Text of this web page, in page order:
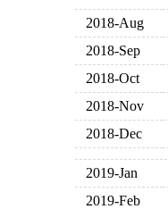
2018-Aug
2018-Sep
2018-Oct
2018-Nov
2018-Dec
2019-Jan
2019-Feb